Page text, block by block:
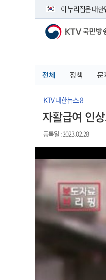
이 누리집은 대
공식 누리집 주소
이밖에 or.kr 또
KTV 국민방송
전체 정책 문
KTV 대한뉴스 8
자활급여 인
등록일 : 2023.02.28